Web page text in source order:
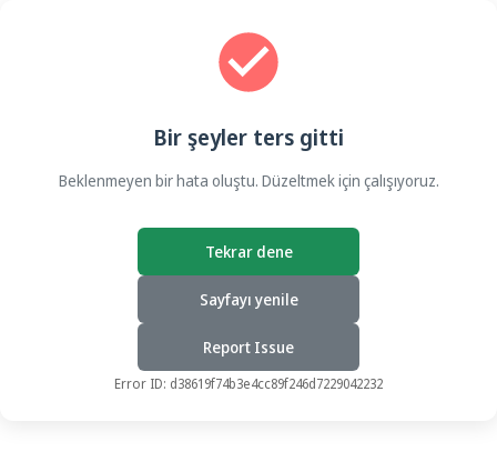
Bir şeyler ters gitti
Beklenmeyen bir hata oluştu. Düzeltmek için çalışıyoruz.
Tekrar dene
Sayfayı yenile
Report Issue
Error ID: d38619f74b3e4cc89f246d7229042232